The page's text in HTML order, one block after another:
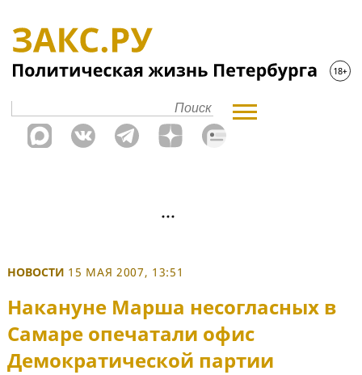
НОВОСТИ 15 МАЯ 2007, 13:51
Накануне Марша несогласных в
Самаре опечатали офис
Демократической партии